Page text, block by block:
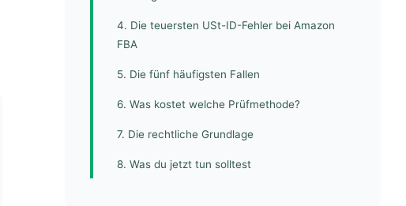
4. Die teuersten USt-ID-Fehler bei Amazon
FBA
5. Die fünf häufigsten Fallen
6. Was kostet welche Prüfmethode?
7. Die rechtliche Grundlage
8. Was du jetzt tun solltest